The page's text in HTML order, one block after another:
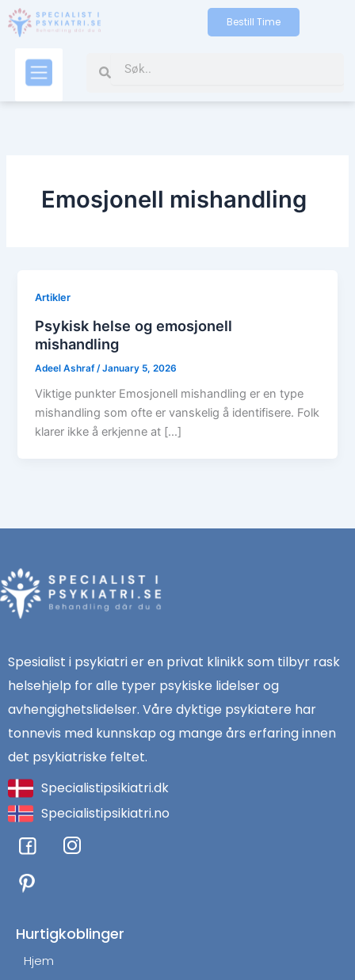
Skip
to
Bestill Time
Search
Emosjonell mishandling
Artikler
Psykisk helse og emosjonell
mishandling
Adeel Ashraf /January 5, 2026
Viktige punkter Emosjonell mishandling er en type
mishandling som ofte er vanskelig å identifisere. Folk
klarer ikke å erkjenne at […]
Spesialist i psykiatri er en privat klinikk som tilbyr rask
helsehjelp for alle typer psykiske lidelser og
avhengighetslidelser. Våre dyktige psykiatere har
tonnevis med kunnskap og mange års erfaring innen
det psykiatriske feltet.
Specialistipsikiatri.dk
Specialistipsikiatri.no
F
a
c
e
o
k
I
n
g
Hurtigkoblinger
Hjem